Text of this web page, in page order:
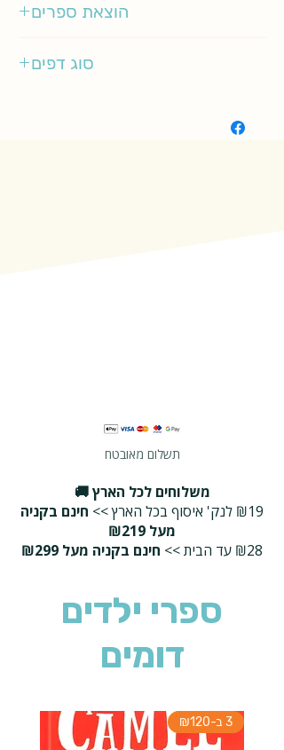
הוצאת ספרים
סוג דפים
תשלום מאובטח
משלוחים לכל הארץ 🚚
₪19 לנק' איסוף בכל הארץ >>
חינם בקניה
מעל ₪219
₪28 עד הבית >>
חינם בקניה מעל ₪299
ספרי ילדים
דומים
3 ב-₪120